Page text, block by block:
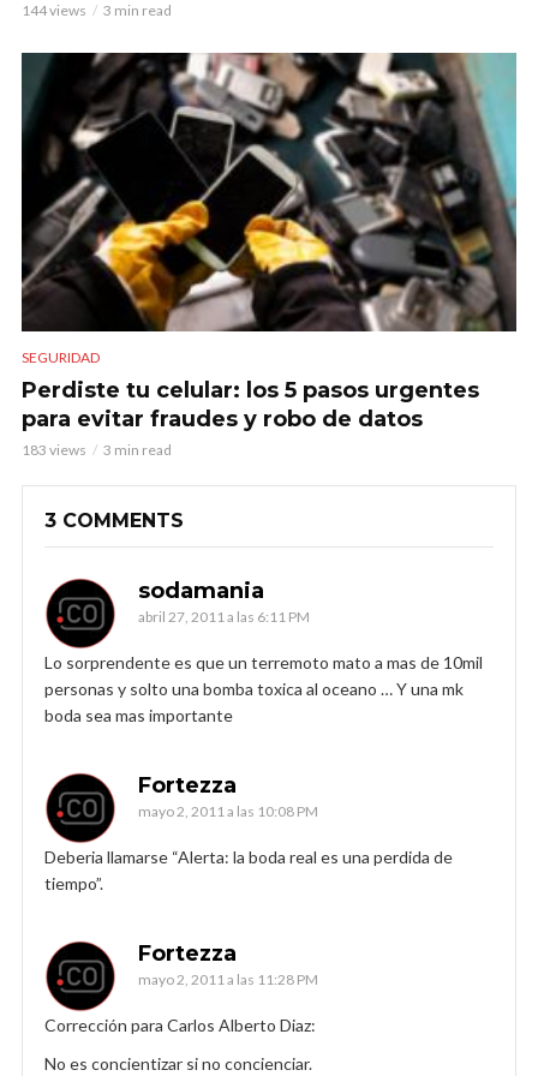
144 views 3 min read
SEGURIDAD
Perdiste tu celular: los 5 pasos urgentes
para evitar fraudes y robo de datos
183 views 3 min read
3 COMMENTS
sodamania
abril 27, 2011 a las 6:11 PM
Lo sorprendente es que un terremoto mato a mas de 10mil
personas y solto una bomba toxica al oceano … Y una mk
boda sea mas importante
Fortezza
mayo 2, 2011 a las 10:08 PM
Deberia llamarse “Alerta: la boda real es una perdida de
tiempo”.
Fortezza
mayo 2, 2011 a las 11:28 PM
Corrección para Carlos Alberto Diaz:
No es concientizar si no concienciar.